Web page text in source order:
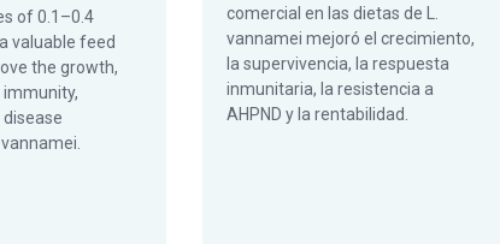
of 0.1–0.4
valuable feed
the growth,
comercial en las dietas de L.
vannamei mejoró el crecimiento,
la supervivencia, la respuesta
inmunitaria, la resistencia a
AHPND y la rentabilidad.